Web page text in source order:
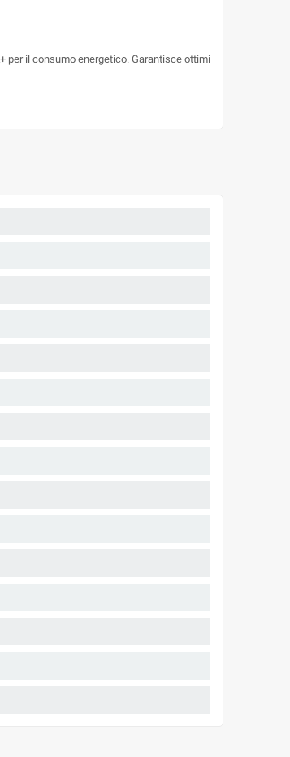
per il consumo energetico. Garantisce ottimi